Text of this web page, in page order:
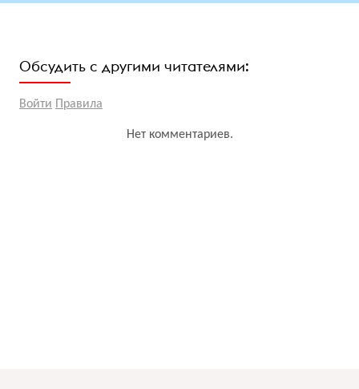
Обсудить с другими читателями:
Войти Правила
Нет комментариев.